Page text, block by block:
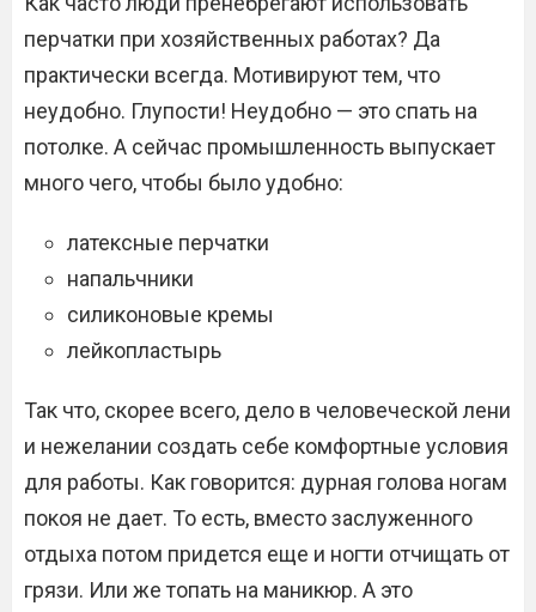
перчатки при хозяйственных работах? Да
практически всегда. Мотивируют тем, что
неудобно. Глупости! Неудобно — это спать на
потолке. А сейчас промышленность выпускает
много чего, чтобы было удобно:
латексные перчатки
напальчники
силиконовые кремы
лейкопластырь
Так что, скорее всего, дело в человеческой лени
и нежелании создать себе комфортные условия
для работы. Как говорится: дурная голова ногам
покоя не дает. То есть, вместо заслуженного
отдыха потом придется еще и ногти отчищать от
грязи. Или же топать на маникюр. А это